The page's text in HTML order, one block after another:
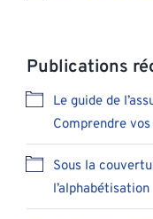
Publications
Le guide de
Comprendre
Sous la
l’alphabétisation